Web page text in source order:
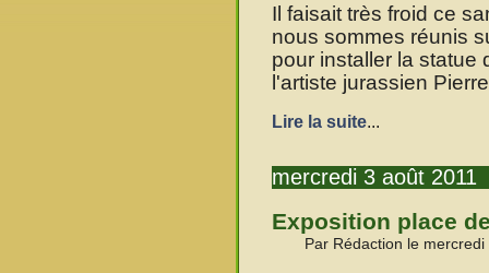
Il faisait très froid ce
nous sommes réunis
pour installer la statue
l'artiste jurassien
Lire la suite...
mercredi 3 août 2011
Exposition place
Par Rédaction le